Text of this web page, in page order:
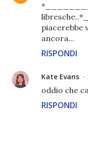
piacerebbe
ancora...
RISPONDI
Kate Evans
oddio che
RISPONDI